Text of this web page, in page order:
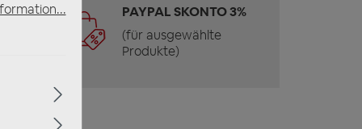
&
PAYPAL SKONTO 3%
(für ausgewählte
Produkte)